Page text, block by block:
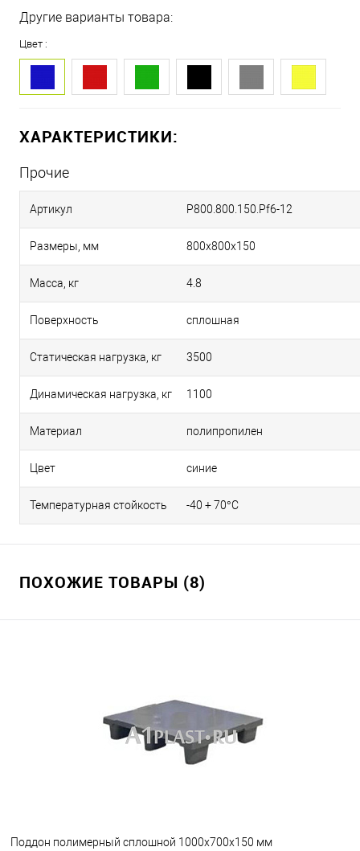
Другие варианты товара:
Цвет :
ХАРАКТЕРИСТИКИ:
Прочие
Артикул P800.800.150.Pf6-12
Размеры, мм 800х800х150
Масса, кг 4.8
Поверхность сплошная
Статическая нагрузка, кг 3500
Динамическая нагрузка, кг 1100
Материал полипропилен
Цвет синие
Температурная стойкость -40 + 70°С
ПОХОЖИЕ ТОВАРЫ (8)
Поддон полимерный сплошной 1000х700х150 мм